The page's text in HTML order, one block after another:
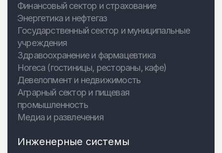
Финансовый сектор и страхование
Энергетика и нефтегаз
Государственный сектор и муниципальные
учреждения
Здравоохранение и фармацевтика
Horeca (гостиницы, рестораны, кафе)
Девелопмент и недвижимость
Аграрный сектор и пищевая
промышленность
Медиа и развлечения
Инженерные системы